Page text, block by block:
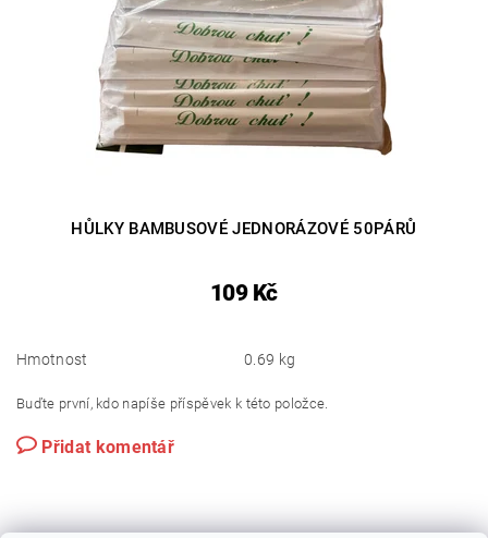
HŮLKY BAMBUSOVÉ JEDNORÁZOVÉ 50PÁRŮ
109 Kč
Hmotnost 0.69 kg
Buďte první, kdo napíše příspěvek k této položce.
Přidat komentář